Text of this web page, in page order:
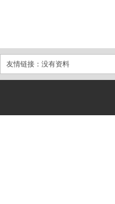
友情链接：没有资料